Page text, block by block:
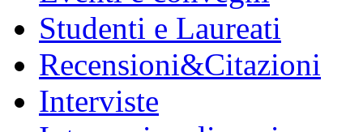
Studenti e Laureati
Recensioni&Citazioni
Interviste